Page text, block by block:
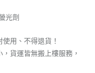
光劑
用、不得退貨！
貨運皆無搬上樓服務，